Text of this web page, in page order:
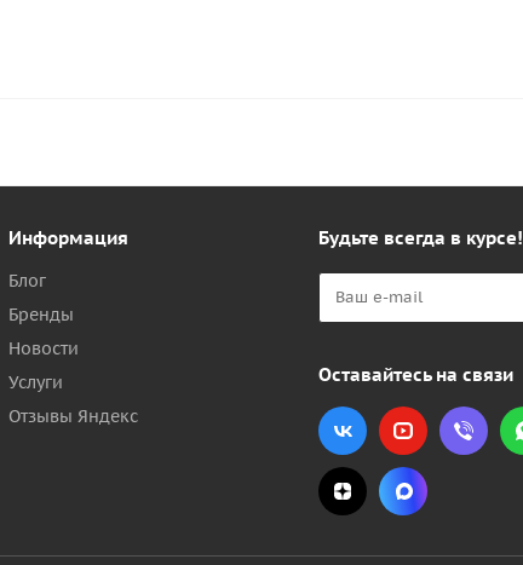
Информация
Блог
Бренды
Новости
Услуги
Отзывы Яндекс
Будьте всегда в курсе!
Оставайтесь на связи